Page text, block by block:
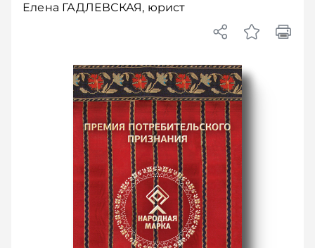
Елена ГАДЛЕВСКАЯ, юрист